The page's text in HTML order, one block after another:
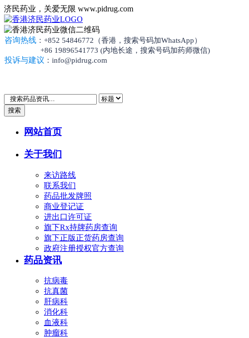
济民药业，关爱无限 www.pidrug.com
咨询热线 ：+852 54846772（香港，搜索号码加WhatsApp）
+86 19896541773 (内地长途，搜索号码加药师微信)
投诉与建议 ：info@pidrug.com
搜索
网站首页
关于我们
来访路线
联系我们
药品批发牌照
商业登记证
进出口许可证
旗下Rx持牌药房查询
旗下正版正货药房查询
政府注册授权官方查询
药品资讯
抗病毒
抗真菌
肝病科
消化科
血液科
肿瘤科